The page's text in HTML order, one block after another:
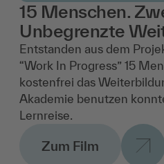
15 Menschen.
Unbegrenzte
Entstanden aus dem
“Work In Progress” 15
kostenfrei das
Akademie benutzen
Lernreise.
Zum Film